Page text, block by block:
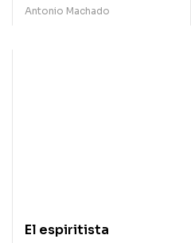
Antonio Machado
El espiritista